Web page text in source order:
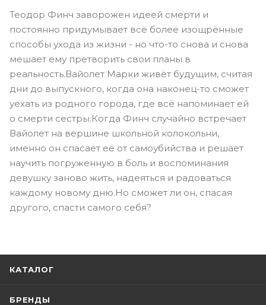
Теодор Финч заворожен идеей смерти и
постоянно придумывает всё более изощрённые
способы ухода из жизни - но что-то снова и снова
мешает ему претворить свои планы в
реальность.Вайолет Марки живёт будущим, считая
дни до выпускного, когда она наконец-то сможет
уехать из родного города, где всё напоминает ей
о смерти сестры.Когда Финч случайно встречает
Вайолет на вершине школьной колокольни,
именно он спасает её от самоубийства и решает
научить погруженную в боль и воспоминания
девушку заново жить, надеяться и радоваться
каждому новому дню.Но сможет ли он, спасая
другого, спасти самого себя?
КАТАЛОГ
БРЕНДЫ